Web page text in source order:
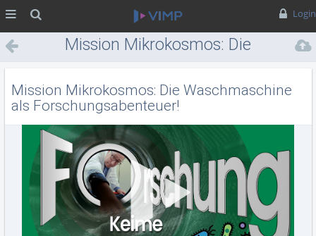
Login
Mission Mikrokosmos: Die
Waschmaschine als
Forschungsabenteuer!
Mission Mikrokosmos: Die Waschmaschine
als Forschungsabenteuer!